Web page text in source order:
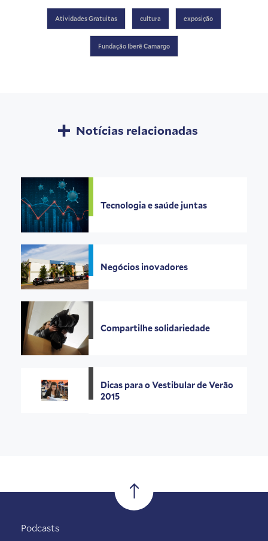
Atividades Gratuitas cultura exposição
Fundação Iberê Camargo
Notícias relacionadas
Tecnologia e saúde juntas
Negócios inovadores
Compartilhe solidariedade
Dicas para o Vestibular de Verão
2015
Podcasts